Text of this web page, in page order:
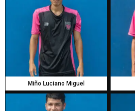
Miño Luciano Miguel